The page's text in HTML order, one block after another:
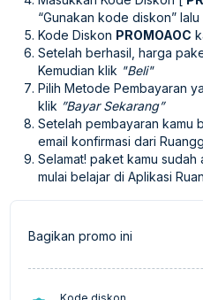
“Gunakan kode diskon” lalu
Kode Diskon PROMOAOC
Setelah berhasil, harga
Kemudian klik "Beli"
Pilih Metode Pembayaran
klik ”Bayar Sekarang”
Setelah pembayaran kamu
email konfirmasi dari
Selamat! paket kamu
mulai belajar di Aplikasi
Bagikan promo ini